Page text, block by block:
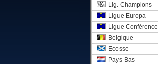
Lig. Champions
Ligue Europa
Ligue Conférence
Belgique
Ecosse
Pays-Bas